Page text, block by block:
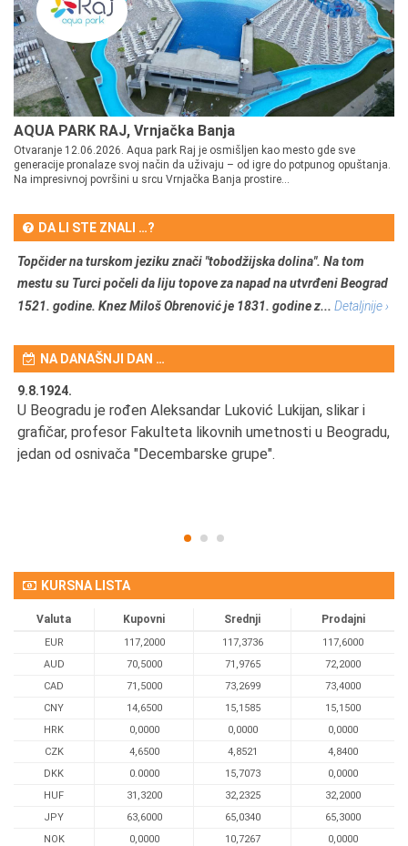
AQUA PARK RAJ, Vrnjačka Banja
Otvaranje 12.06.2026. Aqua park Raj je osmišljen kao mesto gde sve
generacije pronalaze svoj način da uživaju – od igre do potpunog opuštanja.
Na impresivnoj površini u srcu Vrnjačka Banja prostire...
DA LI STE ZNALI …?
Topčider na turskom jeziku znači "tobodžijska dolina". Na tom
mestu su Turci počeli da liju topove za napad na utvrđeni Beograd
1521. godine. Knez Miloš Obrenović je 1831. godine z... Detaljnije ›
NA DANAŠNJI DAN …
9.8.1924.
U Beogradu je rođen Aleksandar Luković Lukijan, slikar i
grafičar, profesor Fakulteta likovnih umetnosti u Beogradu,
jedan od osnivača "Decembarske grupe".
KURSNA LISTA
Valuta Kupovni Srednji Prodajni
EUR 117,2000 117,3736
117,6000
AUD
70,5000 71,9765
72,2000
CAD
71,5000 73,2699
73,4000
CNY
14,6500 15,1585
15,1500
HRK
0,0000 0,0000
0,0000
CZK
4,6500 4,8521
4,8400
DKK
0.0000 15,7073
0,0000
HUF
31,3200 32,2325
32,2000
JPY
63,6000 65,0340
65,3000
NOK
0,0000 10,7267 0,0000